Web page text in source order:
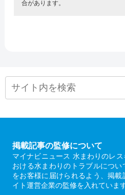
合があります。
掲載記事の監修について
マイナビニュース 水まわりのレ
おける水まわりのトラブルについ
をお客様に届けられるよう、掲
イト運営企業の監修を入れています